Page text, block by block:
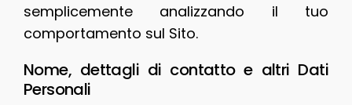
semplicemente analizzando il tuo
comportamento sul Sito.
Nome, dettagli di contatto e altri Dati
Personali